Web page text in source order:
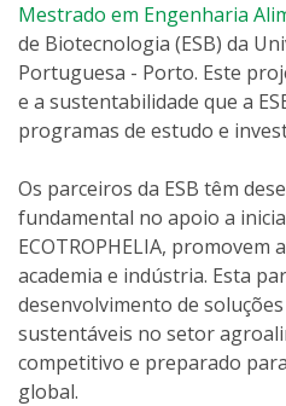
Mestrado em Engenharia
de Biotecnologia (ESB) da
Portuguesa - Porto. Este
e a sustentabilidade que a
programas de estudo e
Os parceiros da ESB têm
fundamental no apoio a
ECOTROPHELIA, promovem
academia e indústria. Esta
desenvolvimento de
sustentáveis no setor
competitivo e preparado
global.